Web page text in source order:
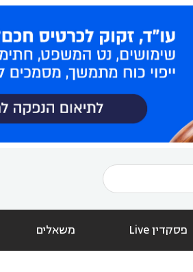
פסקדין Live משאלים